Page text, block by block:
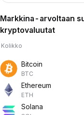
Markkina-arvoltaan
kryptovaluutat
Kolikko
Bitcoin
BTC
Ethereum
ETH
Solana